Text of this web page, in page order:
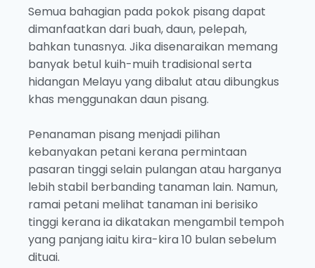
Semua bahagian pada pokok pisang dapat
dimanfaatkan dari buah, daun, pelepah,
bahkan tunasnya. Jika disenaraikan memang
banyak betul kuih-muih tradisional serta
hidangan Melayu yang dibalut atau dibungkus
khas menggunakan daun pisang.
Penanaman pisang menjadi pilihan
kebanyakan petani kerana permintaan
pasaran tinggi selain pulangan atau harganya
lebih stabil berbanding tanaman lain. Namun,
ramai petani melihat tanaman ini berisiko
tinggi kerana ia dikatakan mengambil tempoh
yang panjang iaitu kira-kira 10 bulan sebelum
dituai.